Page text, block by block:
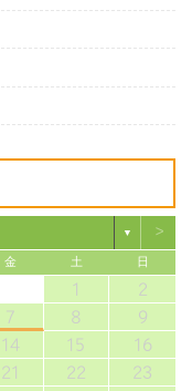
▼ >
金 土 日
1
2
7 8
9
14 15
16
21 22
23